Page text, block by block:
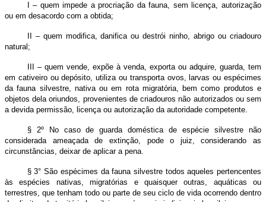
I – quem impede a procriação da fauna, sem licença, autorização
ou em desacordo com a obtida;
II – quem modifica, danifica ou destrói ninho, abrigo ou criadouro
natural;
III – quem vende, expõe à venda, exporta ou adquire, guarda, tem
em cativeiro ou depósito, utiliza ou transporta ovos, larvas ou espécimes
da fauna silvestre, nativa ou em rota migratória, bem como produtos e
objetos dela oriundos, provenientes de criadouros não autorizados ou sem
a devida permissão, licença ou autorização da autoridade competente.
§ 2º No caso de guarda doméstica de espécie silvestre não
considerada ameaçada de extinção, pode o juiz, considerando as
circunstâncias, deixar de aplicar a pena.
§ 3° São espécimes da fauna silvestre todos aqueles pertencentes
às espécies nativas, migratórias e quaisquer outras, aquáticas ou
terrestres, que tenham todo ou parte de seu ciclo de vida ocorrendo dentro